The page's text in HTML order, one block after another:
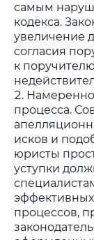
самым
кодекса.
увеличение
согласия
к
процесса.
исков и
юристы
уступки
процессов,